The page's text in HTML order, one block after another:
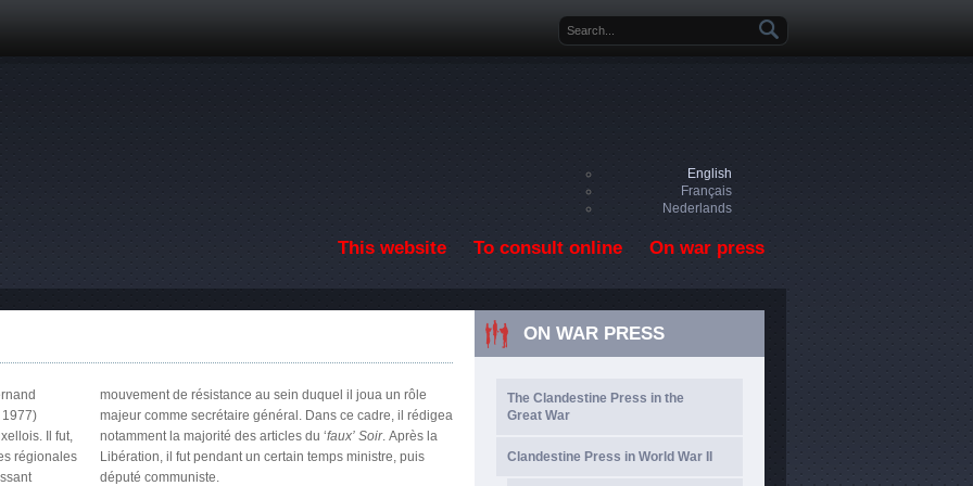
Search form
English
Français
Nederlands
This website To consult online On war press
1977)
Il fut,
régionales
rôle
notamment la majorité des articles du ‘faux’ Soir. Après la
Libération, il fut pendant un certain temps ministre, puis
député communiste.
ON WAR PRESS
The Clandestine Press in the
Great War
Clandestine Press in World War II